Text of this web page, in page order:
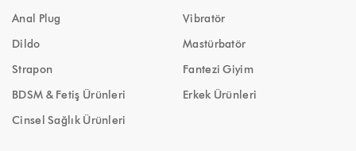
Anal Plug
Vibratör
Dildo
Mastürbatör
Strapon
Fantezi Giyim
BDSM & Fetiş Ürünleri
Erkek Ürünleri
Cinsel Sağlık Ürünleri